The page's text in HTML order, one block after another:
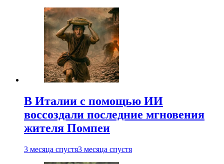
В Италии с помощью ИИ
воссоздали последние мгновения
жителя Помпеи
3 месяца спустя3 месяца спустя